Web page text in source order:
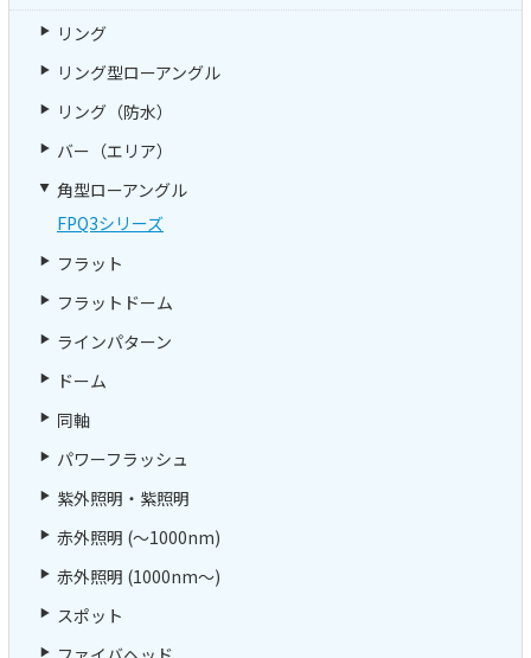
リング
リング型ローアングル
リング（防水）
バー（エリア）
角型ローアングル
FPQ3シリーズ
フラット
フラットドーム
ラインパターン
ドーム
同軸
パワーフラッシュ
紫外照明・紫照明
赤外照明 (～1000nm)
赤外照明 (1000nm～)
スポット